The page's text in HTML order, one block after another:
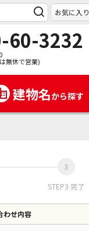
お気に入り
60-3232
無休で営業)
建物名から探す
STEP3 完了
わせ内容